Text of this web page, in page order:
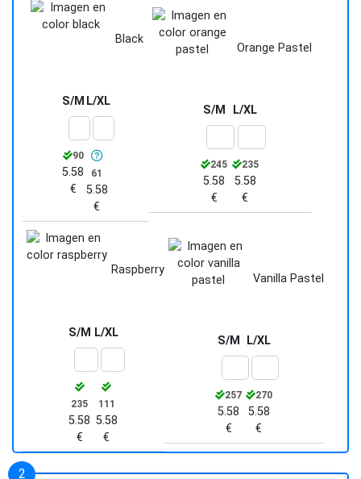
Black
S/M
90
5.58
€
L/XL
61
5.58
€
Orange Pastel
S/M
245
5.58
€
L/XL
235
5.58
€
Raspberry
S/M
235
5.58
€
L/XL
111
5.58
€
Vanilla Pastel
S/M
257
5.58
€
L/XL
270
5.58
€